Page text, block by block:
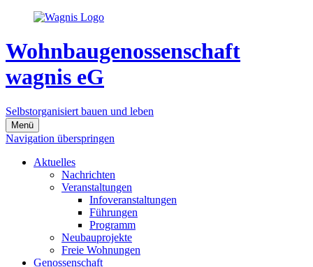
Wohnbaugenossenschaft
wagnis eG
Selbstorganisiert bauen und leben
Menü
Navigation überspringen
Aktuelles
Nachrichten
Veranstaltungen
Infoveranstaltungen
Führungen
Programm
Neubauprojekte
Freie Wohnungen
Genossenschaft